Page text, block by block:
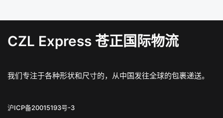
CZL Express 苍正国际物流
我们专注于各种形状和尺寸的，从中国发往全球的包裹递送。
沪ICP备20015193号-3